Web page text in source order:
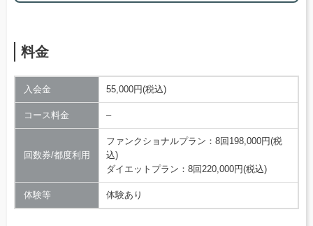
料金
入会金 55,000円(税込)
コース料金 –
回数券/都度利用
ファンクショナルプラン：8回198,000円(税
込)
ダイエットプラン：8回220,000円(税込)
体験等 体験あり